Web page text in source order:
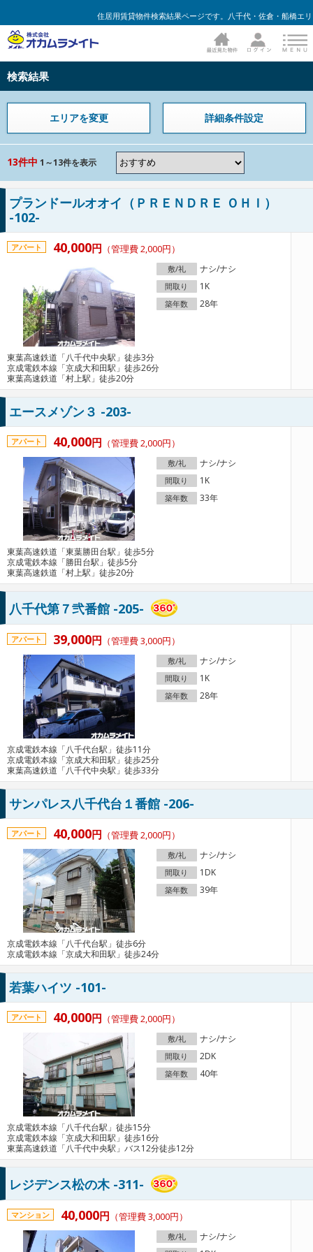
住居用賃貸物件検索結果ページです。八千代・佐倉・船橋エリ
検索結果
エリアを変更 詳細条件設定
13件中 1～13件を表示
プランドールオオイ（ＰＲＥＮＤＲＥ ＯＨＩ）
-102-
アパート 40,000円 （管理費 2,000円）
敷/礼 ナシ/ナシ
間取り 1K
築年数 28年
東葉高速鉄道「八千代中央駅」徒歩3分
京成電鉄本線「京成大和田駅」徒歩26分
東葉高速鉄道「村上駅」徒歩20分
エースメゾン３ -203-
アパート 40,000円 （管理費 2,000円）
敷/礼 ナシ/ナシ
間取り 1K
築年数 33年
東葉高速鉄道「東葉勝田台駅」徒歩5分
京成電鉄本線「勝田台駅」徒歩5分
東葉高速鉄道「村上駅」徒歩20分
八千代第７弐番館 -205-
アパート 39,000円 （管理費 3,000円）
敷/礼 ナシ/ナシ
間取り 1K
築年数 28年
京成電鉄本線「八千代台駅」徒歩11分
京成電鉄本線「京成大和田駅」徒歩25分
東葉高速鉄道「八千代中央駅」徒歩33分
サンパレス八千代台１番館 -206-
アパート 40,000円 （管理費 2,000円）
敷/礼 ナシ/ナシ
間取り 1DK
築年数 39年
京成電鉄本線「八千代台駅」徒歩6分
京成電鉄本線「京成大和田駅」徒歩24分
若葉ハイツ -101-
アパート 40,000円 （管理費 2,000円）
敷/礼 ナシ/ナシ
間取り 2DK
築年数 40年
京成電鉄本線「八千代台駅」徒歩15分
京成電鉄本線「京成大和田駅」徒歩16分
東葉高速鉄道「八千代中央駅」バス12分徒歩12分
レジデンス松の木 -311-
マンション 40,000円 （管理費 3,000円）
敷/礼 ナシ/ナシ